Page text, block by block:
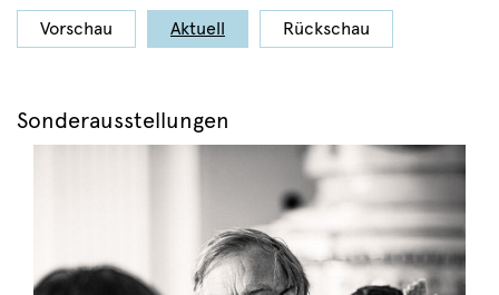
Vorschau Aktuell Rückschau
Sonderausstellungen